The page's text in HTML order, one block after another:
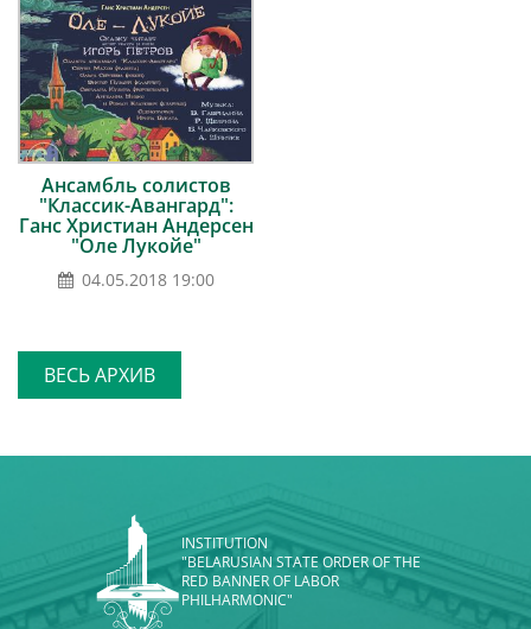
Ансамбль солистов
"Классик-Авангард":
Ганс Христиан Андерсен
"Оле Лукойе"
04.05.2018 19:00
ВЕСЬ АРХИВ
INSTITUTION
"BELARUSIAN STATE ORDER OF THE
RED BANNER OF LABOR
PHILHARMONIC"